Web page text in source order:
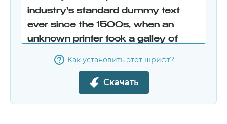
Как установить этот шрифт?
Скачать